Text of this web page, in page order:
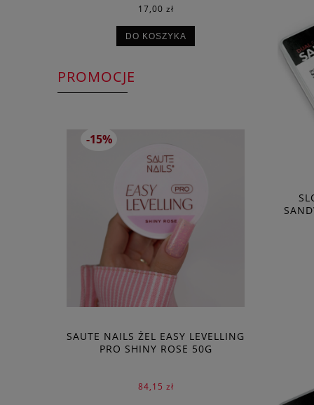
17,00 zł
DO KOSZYKA
PROMOCJE
-15%
SAUTE NAILS ŻEL EASY LEVELLING
PRO SHINY ROSE 50G
84,15 zł